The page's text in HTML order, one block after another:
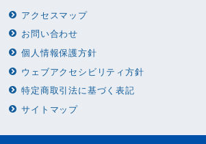
アクセスマップ
お問い合わせ
個人情報保護方針
ウェブアクセシビリティ方針
特定商取引法に基づく表記
サイトマップ